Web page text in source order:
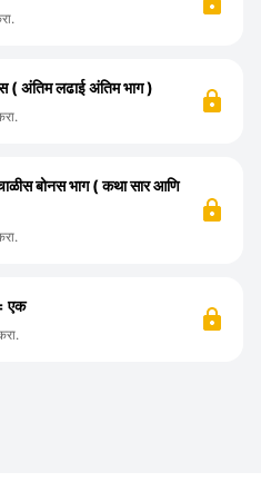
( अंतिम लढाई अंतिम भाग )
बोनस भाग ( कथा सार आणि
एक